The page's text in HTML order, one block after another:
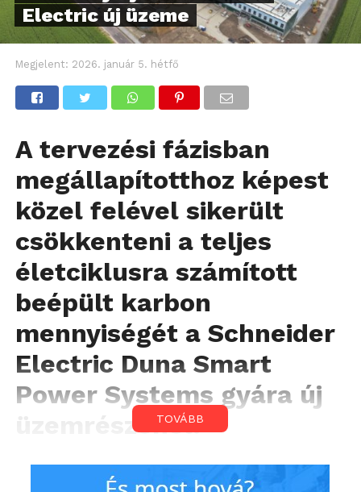
Electric új üzeme
Megjelent: 2026. január 5. hétfő
A tervezési fázisban
megállapítotthoz képest
közel felével sikerült
csökkenteni a teljes
életciklusra számított
beépült karbon
mennyiségét a Schneider
Electric Duna Smart
Power Systems gyára új
üzemrészénél.
túlszárnyalja a World Green Building Council
TOVÁBB